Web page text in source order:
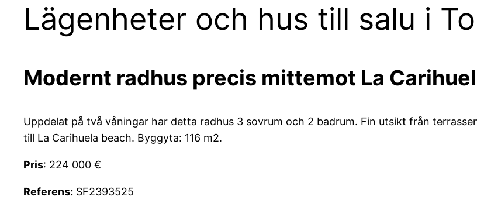
Lägenheter och hus till salu i
Modernt radhus precis mittemot La
Uppdelat på två våningar har detta radhus 3 sovrum och 2 badrum. Fin utsikt från
till La Carihuela beach. Byggyta: 116 m2.
Pris: 224 000 €
Referens: SF2393525